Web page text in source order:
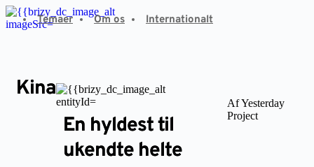
Fortsæt
til
Temaer Om os Internationalt
Kina
En hyldest til
ukendte helte
Af Yesterday
Project